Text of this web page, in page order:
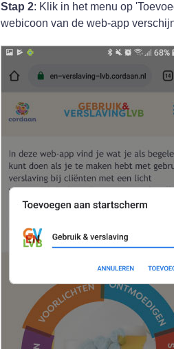
Stap 2: Klik in het menu op
webicoon van de web-app